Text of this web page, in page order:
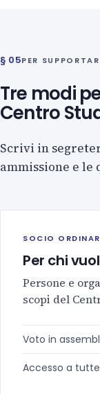
§ 05PER
Tre modi
Centro
Scrivi in
ammissione e le
SOCIO
Per chi
Persone e
scopi del
Voto in
Accesso a